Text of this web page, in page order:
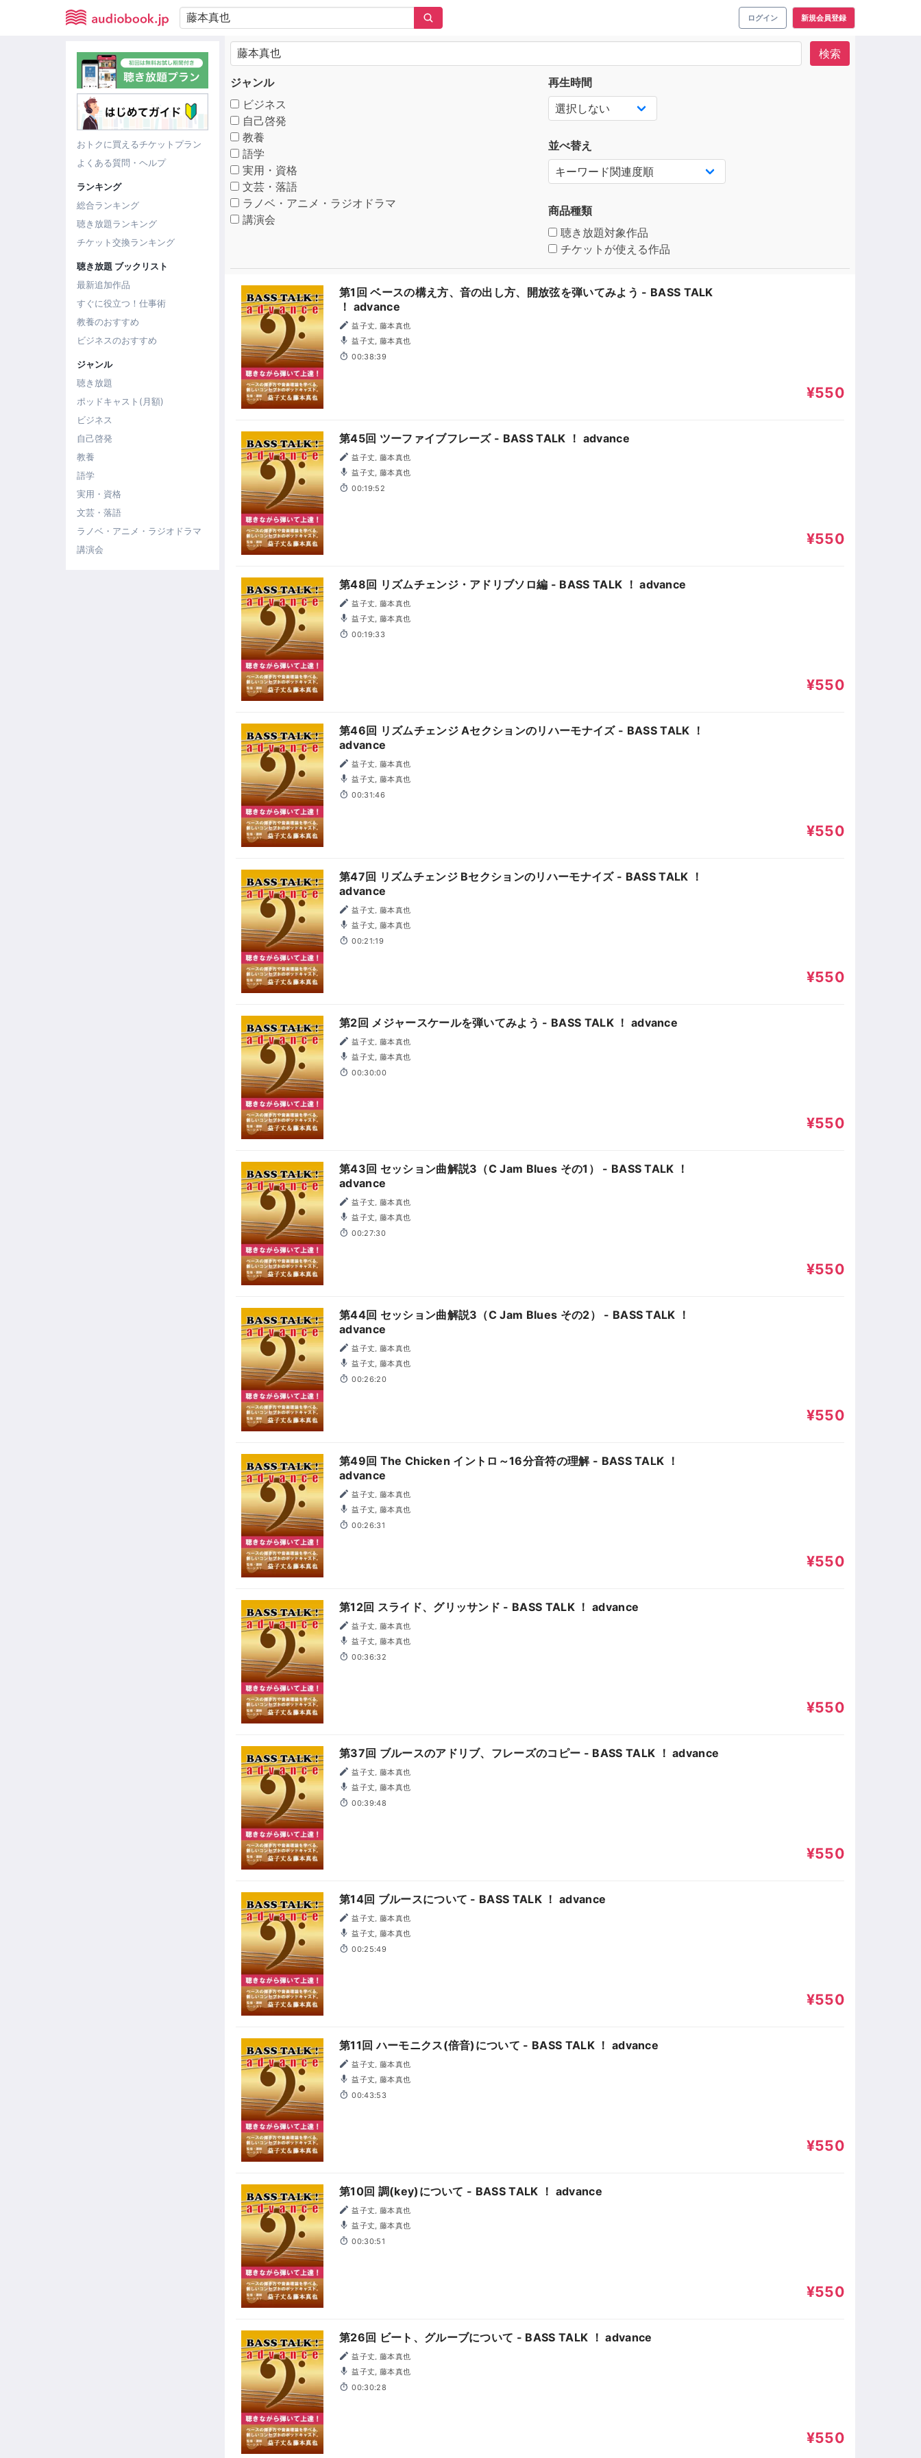
ログイン 新規会員登録
おトクに買えるチケットプラン
よくある質問・ヘルプ
ランキング
総合ランキング
聴き放題ランキング
チケット交換ランキング
聴き放題 ブックリスト
最新追加作品
すぐに役立つ！仕事術
教養のおすすめ
ビジネスのおすすめ
ジャンル
聴き放題
ポッドキャスト(月額)
ビジネス
自己啓発
教養
語学
実用・資格
文芸・落語
ラノベ・アニメ・ラジオドラマ
講演会
検索
ジャンル
ビジネス
自己啓発
教養
語学
実用・資格
文芸・落語
ラノベ・アニメ・ラジオドラマ
講演会
再生時間
並べ替え
商品種類
聴き放題対象作品
チケットが使える作品
第1回 ベースの構え方、音の出し方、開放弦を弾いてみよう - BASS TALK
！ advance
益子丈, 藤本真也
益子丈, 藤本真也
00:38:39
¥550
第45回 ツーファイブフレーズ - BASS TALK ！ advance
益子丈, 藤本真也
益子丈, 藤本真也
00:19:52
¥550
第48回 リズムチェンジ・アドリブソロ編 - BASS TALK ！ advance
益子丈, 藤本真也
益子丈, 藤本真也
00:19:33
¥550
第46回 リズムチェンジ Aセクションのリハーモナイズ - BASS TALK ！
advance
益子丈, 藤本真也
益子丈, 藤本真也
00:31:46
¥550
第47回 リズムチェンジ Bセクションのリハーモナイズ - BASS TALK ！
advance
益子丈, 藤本真也
益子丈, 藤本真也
00:21:19
¥550
第2回 メジャースケールを弾いてみよう - BASS TALK ！ advance
益子丈, 藤本真也
益子丈, 藤本真也
00:30:00
¥550
第43回 セッション曲解説3（C Jam Blues その1） - BASS TALK ！
advance
益子丈, 藤本真也
益子丈, 藤本真也
00:27:30
¥550
第44回 セッション曲解説3（C Jam Blues その2） - BASS TALK ！
advance
益子丈, 藤本真也
益子丈, 藤本真也
00:26:20
¥550
第49回 The Chicken イントロ～16分音符の理解 - BASS TALK ！
advance
益子丈, 藤本真也
益子丈, 藤本真也
00:26:31
¥550
第12回 スライド、グリッサンド - BASS TALK ！ advance
益子丈, 藤本真也
益子丈, 藤本真也
00:36:32
¥550
第37回 ブルースのアドリブ、フレーズのコピー - BASS TALK ！ advance
益子丈, 藤本真也
益子丈, 藤本真也
00:39:48
¥550
第14回 ブルースについて - BASS TALK ！ advance
益子丈, 藤本真也
益子丈, 藤本真也
00:25:49
¥550
第11回 ハーモニクス(倍音)について - BASS TALK ！ advance
益子丈, 藤本真也
益子丈, 藤本真也
00:43:53
¥550
第10回 調(key)について - BASS TALK ！ advance
益子丈, 藤本真也
益子丈, 藤本真也
00:30:51
¥550
第26回 ビート、グルーブについて - BASS TALK ！ advance
益子丈, 藤本真也
益子丈, 藤本真也
00:30:28
¥550